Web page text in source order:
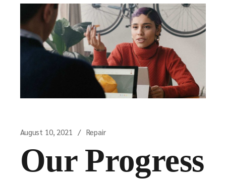
August 10, 2021 Repair
Our Progress